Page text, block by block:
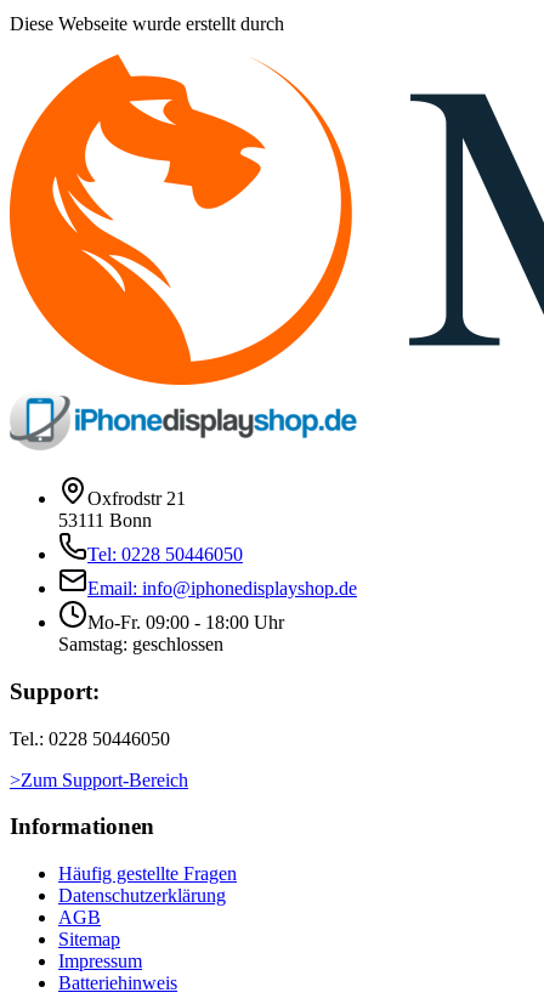
Diese Webseite wurde erstellt durch
Oxfrodstr 21
53111 Bonn
Tel: 0228 50446050
Email: info@iphonedisplayshop.de
Mo-Fr. 09:00 - 18:00 Uhr
Samstag: geschlossen
Support:
Tel.: 0228 50446050
>Zum Support-Bereich
Informationen
Häufig gestellte Fragen
Datenschutzerklärung
AGB
Sitemap
Impressum
Batteriehinweis